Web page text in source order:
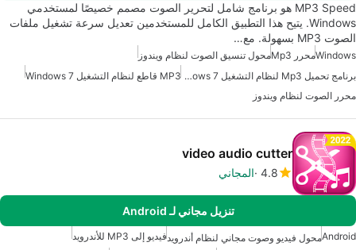
MP3 Speed هو برنامج شامل لتحرير الصوت مصمم خصيصًا لمستخدمي
Windows. يتيح هذا التطبيق الكامل للمستخدمين تعديل سرعة تشغيل ملفات
الصوت MP3 بسهولة. مع…
Windowsمحرر Mp3
محول تنسيق الصوت لنظام ويندوز
برنامج تحميل Mp3 لنظام التشغيل Windows 7 MP3 قاطع لنظام التشغيل Windows 7
محرر الصوت لنظام ويندوز
video audio cutter
4.8 المجاني
تنزيل مجاني لـ Android
Androidمحول فيديو وصوت مجاني لنظام أندرويدفيديو إلى MP3 للأندرويد